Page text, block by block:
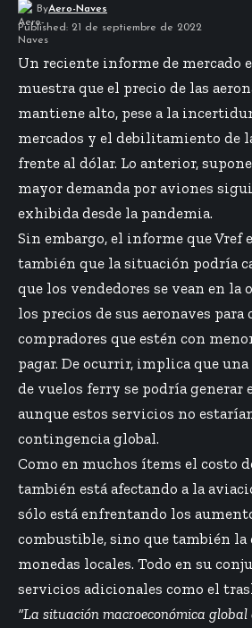
ByAero-Naves
Published: 21 de septiembre de 2022
Un reciente informe de mercado
muestra que el precio de las
mantiene alto, pese a la
mercados y el debilitamiento de
frente al dólar. Lo anterior,
mayor demanda por aviones
exhibida desde la pandemia.
Sin embargo, el informe que Vref
también que la situación podría
que los vendedores se vean en la
los precios de sus aeronaves para
compradores que estén con
pagar. De ocurrir, implica que
de vuelos ferry se podría generar
aunque estos servicios no
contingencia global.
Como en muchos ítems el costo
también está afectando a la
sólo está enfrentando los
combustible, sino que también la
monedas locales. Todo en su
servicios adicionales como el
“La situación macroeconómica